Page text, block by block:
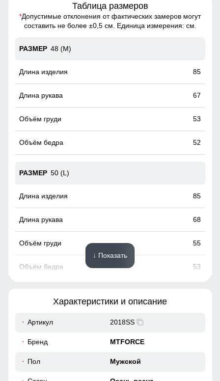
Таблица размеров
*Допустимые отклонения от фактических замеров могут
составить не более ±0,5 см. Единица измерения: см.
48 (M)
85
67
53
52
50 (L)
85
68
55
53
52 (XL)
↓ Показать
Характеристики и описание
Артикул 2018SS
Бренд MTFORCE
Пол Мужской